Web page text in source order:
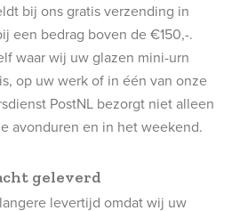
bij ons gratis verzending in
een bedrag boven de €150,-.
waar wij uw glazen mini-urn
op uw werk of in één van onze
PostNL bezorgt niet alleen
avonduren en in het weekend.
geleverd
levertijd omdat wij uw